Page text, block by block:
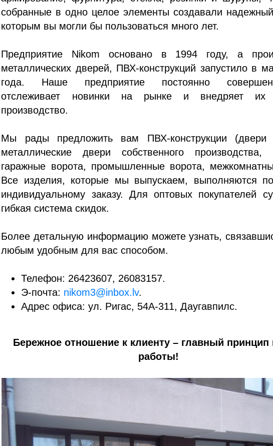
собранные в одно целое элементы создавали надежный
которым вы могли бы пользоваться много лет.
Предприятие Nikom основано в 1994 году, а
металлических дверей, ПВХ-конструкций запустило в
года. Наше предприятие постоянно
отслеживает новинки на рынке и внедряет
производство.
Мы рады предложить вам ПВХ-конструкции (двери
металлические двери собственного
гаражные ворота, промышленные ворота,
Все изделия, которые мы выпускаем, выполняются
индивидуальному заказу. Для оптовых покупателей
гибкая система скидок.
Более детальную информацию можете узнать,
любым удобным для вас способом.
Телефон: 26423607, 26083157.
Э-почта: nikom3@inbox.lv.
Адрес офиса: ул. Ригас, 54A-311, Даугавпилс.
Бережное отношение к клиенту – главный принцип
работы!